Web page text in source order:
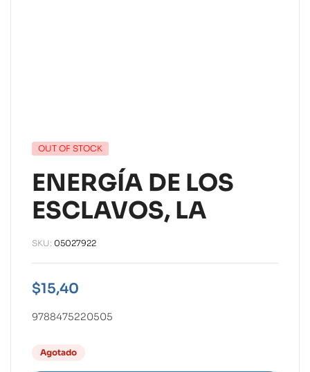
OUT OF STOCK
ENERGÍA DE LOS
ESCLAVOS, LA
SKU: 05027922
$15,40
9788475220505
Agotado